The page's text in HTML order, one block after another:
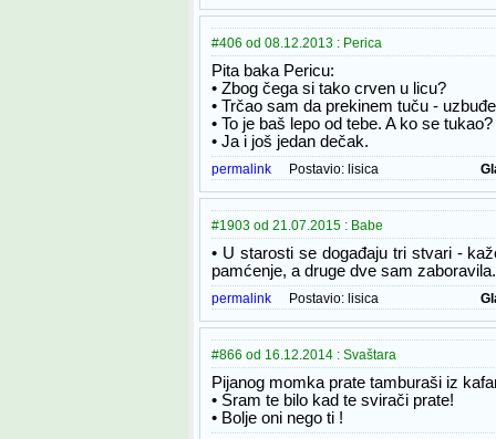
#406 od 08.12.2013 : Perica
Pita baka Pericu:
• Zbog čega si tako crven u licu?
• Trčao sam da prekinem tuču -
• To je baš lepo od tebe. A ko se tukao?
• Ja i još jedan dečak.
permalink Postavio: lisica
#1903 od 21.07.2015 : Babe
• U starosti se događaju tri stvari -
pamćenje, a druge dve sam zaboravila.
permalink Postavio: lisica
#866 od 16.12.2014 : Svaštara
Pijanog momka prate tamburaši iz
• Sram te bilo kad te svirači prate!
• Bolje oni nego ti !